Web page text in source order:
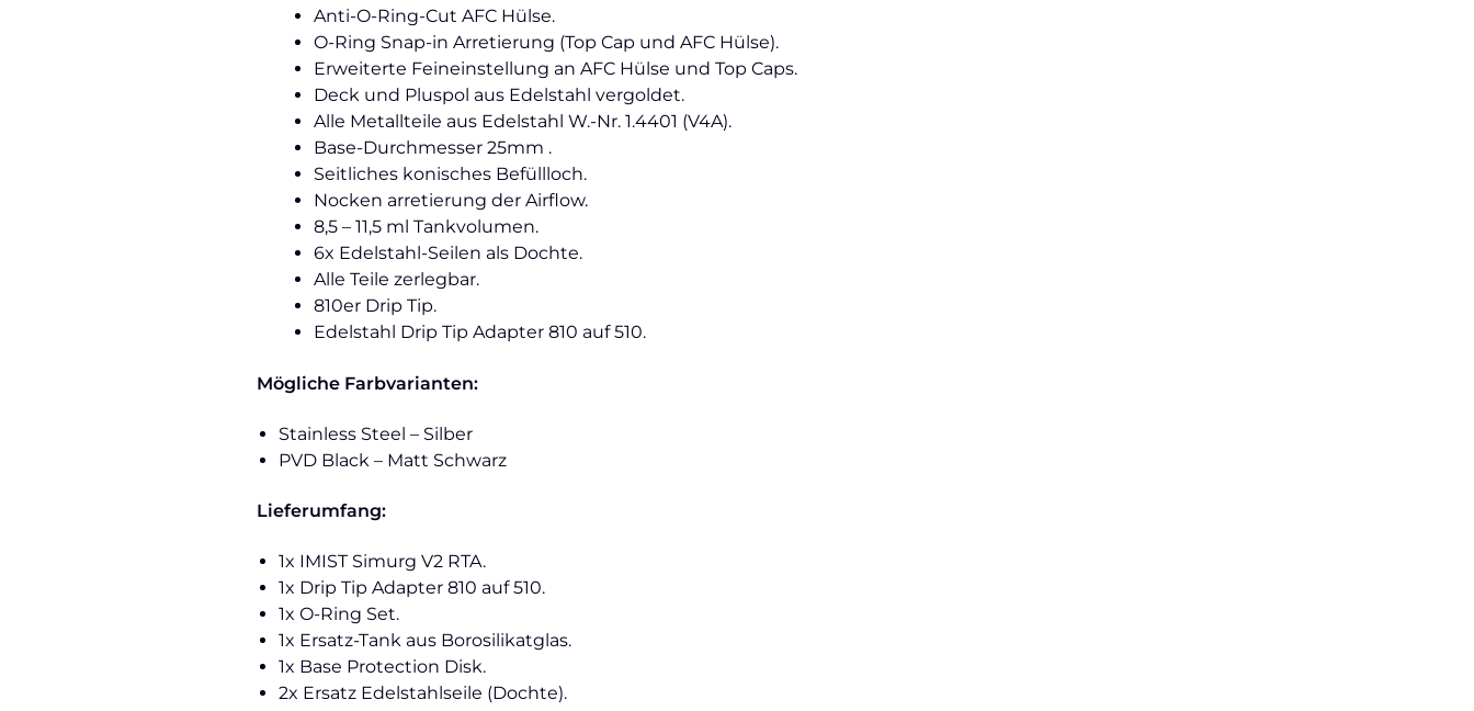
Anti-O-Ring-Cut AFC Hülse.
O-Ring Snap-in Arretierung (Top Cap und AFC Hülse).
Erweiterte Feineinstellung an AFC Hülse und Top Caps.
Deck und Pluspol aus Edelstahl vergoldet.
Alle Metallteile aus Edelstahl W.-Nr. 1.4401 (V4A).
Base-Durchmesser 25mm .
Seitliches konisches Befüllloch.
Nocken arretierung der Airflow.
8,5 – 11,5 ml Tankvolumen.
6x Edelstahl-Seilen als Dochte.
Alle Teile zerlegbar.
810er Drip Tip.
Edelstahl Drip Tip Adapter 810 auf 510.
Mögliche Farbvarianten:
Stainless Steel – Silber
PVD Black – Matt Schwarz
Lieferumfang:
1x IMIST Simurg V2 RTA.
1x Drip Tip Adapter 810 auf 510.
1x O-Ring Set.
1x Ersatz-Tank aus Borosilikatglas.
1x Base Protection Disk.
2x Ersatz Edelstahlseile (Dochte).